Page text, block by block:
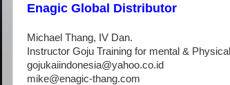
Enagic Global Distributor
Michael Thang, IV Dan.
Instructor Goju Training for mental &
gojukaiindonesia@yahoo.co.id
mike@enagic-thang.com